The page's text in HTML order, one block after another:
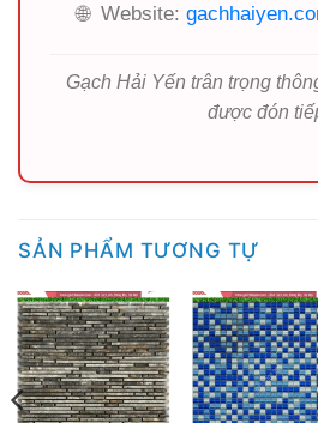
🌐 Website:
Gạch Hải Yến trân trọng
được đón
SẢN PHẨM TƯƠNG TỰ